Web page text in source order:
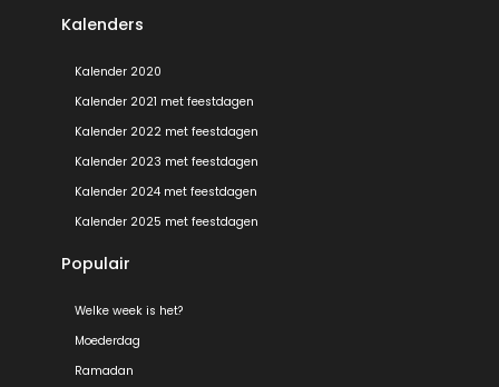
Kalenders
Kalender 2020
Kalender 2021 met feestdagen
Kalender 2022 met feestdagen
Kalender 2023 met feestdagen
Kalender 2024 met feestdagen
Kalender 2025 met feestdagen
Populair
Welke week is het?
Moederdag
Ramadan